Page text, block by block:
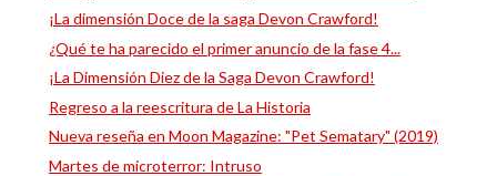
¡La dimensión Doce de la saga Devon Crawford!
¿Qué te ha parecido el primer anuncio de la fase 4...
¡La Dimensión Diez de la Saga Devon Crawford!
Regreso a la reescritura de La Historia
Nueva reseña en Moon Magazine: "Pet Sematary" (2019)
Martes de microterror: Intruso